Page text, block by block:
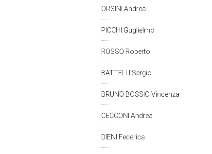
ORSINI Andrea
PICCHI Guglielmo
ROSSO Roberto
BATTELLI Sergio
BRUNO BOSSIO Vincenza
CECCONI Andrea
DIENI Federica